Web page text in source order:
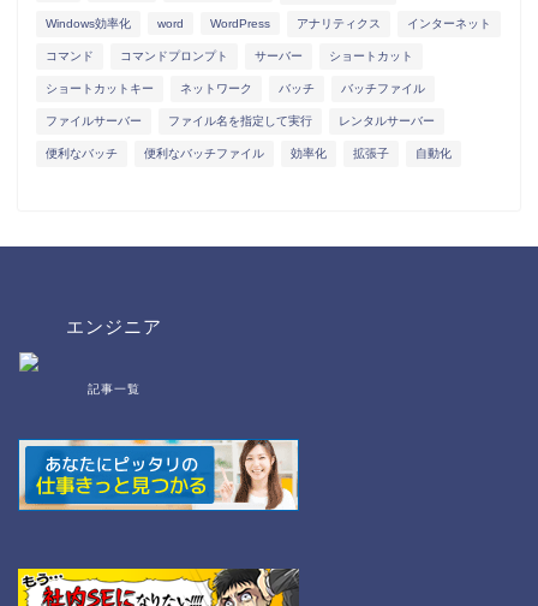
Windows効率化 word WordPress アナリティクス インターネット
コマンド コマンドプロンプト サーバー ショートカット
ショートカットキー ネットワーク バッチ バッチファイル
ファイルサーバー ファイル名を指定して実行 レンタルサーバー
便利なバッチ 便利なバッチファイル 効率化 拡張子 自動化
エンジニア
記事一覧